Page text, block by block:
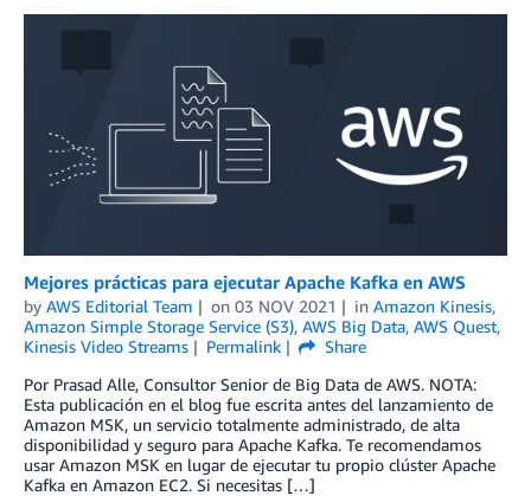
Mejores prácticas para ejecutar Apache Kafka en AWS
by AWS Editorial Team on 03 NOV 2021 in Amazon Kinesis,
Amazon Simple Storage Service (S3), AWS Big Data, AWS Quest,
Kinesis Video Streams
Permalink
Share
Por Prasad Alle, Consultor Senior de Big Data de AWS. NOTA:
Esta publicación en el blog fue escrita antes del lanzamiento de
Amazon MSK, un servicio totalmente administrado, de alta
disponibilidad y seguro para Apache Kafka. Te recomendamos
usar Amazon MSK en lugar de ejecutar tu propio clúster Apache
Kafka en Amazon EC2. Si necesitas […]